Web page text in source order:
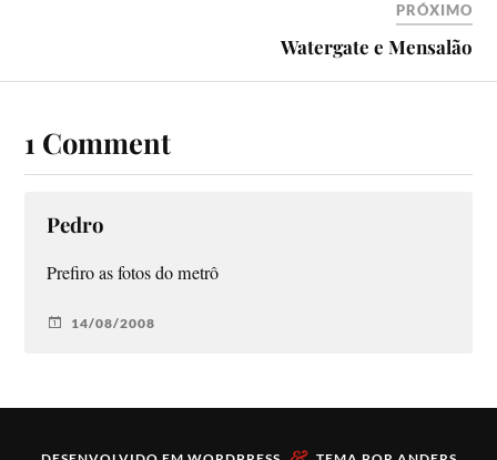
PRÓXIMO
Watergate e Mensalão
1 Comment
Pedro
Prefiro as fotos do metrô
14/08/2008